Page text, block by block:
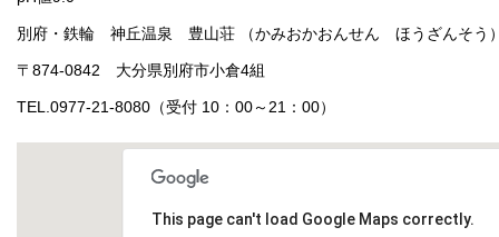
別府・鉄輪 神丘温泉 豊山荘 （かみおかおんせん ほうざんそう
〒874-0842 大分県別府市小倉4組
TEL.0977-21-8080（受付 10：00～21：00）
This page can't load Google Maps correctly.